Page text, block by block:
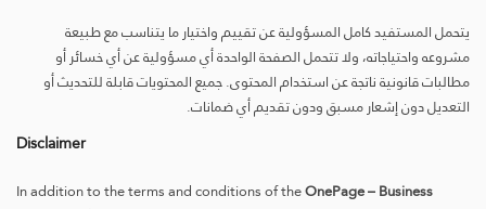
يتحمل المستفيد كامل المسؤولية عن تقييم واختيار ما يتناسب مع طبيعة
مشروعه واحتياجاته، ولا تتحمل الصفحة الواحدة أي مسؤولية عن أي خسائر أو
مطالبات قانونية ناتجة عن استخدام المحتوى. جميع المحتويات قابلة للتحديث أو
التعديل دون إشعار مسبق ودون تقديم أي ضمانات.
Disclaimer
In addition to the terms and conditions of theOnePage – Business